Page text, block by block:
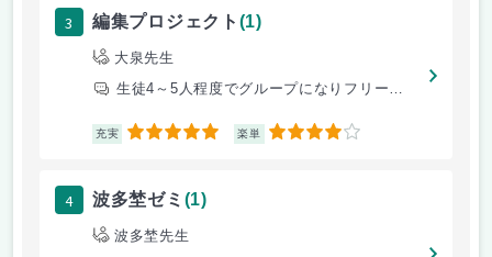
3 編集プロジェクト (1)
大泉先生
生徒4～5人程度でグループになりフリーペーパーをつくります。講師が現役
充実 5 楽単 4
4 波多埜ゼミ (1)
波多埜先生